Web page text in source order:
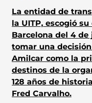
La entidad de
la UITP, escogió
Barcelona del 4
tomar una
Amilcar como la
destinos de la
128 años de
Fred Carvalho.